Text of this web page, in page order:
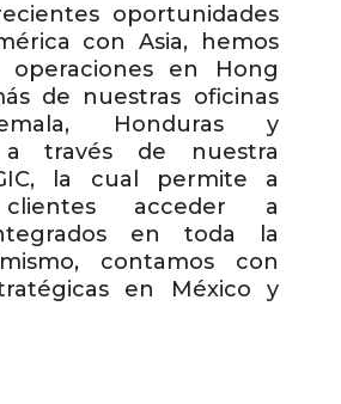
oportunidades
con Asia, hemos
operaciones en Hong
de nuestras oficinas
Honduras y
a través de nuestra
la cual permite a
acceder a
en toda la
contamos con
en México y